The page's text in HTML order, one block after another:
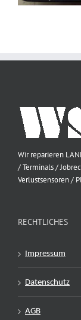
Wir reparieren
/ Terminals /
Verlustsensoren /
RECHTLICHES
Impressum
Datenschutz
AGB